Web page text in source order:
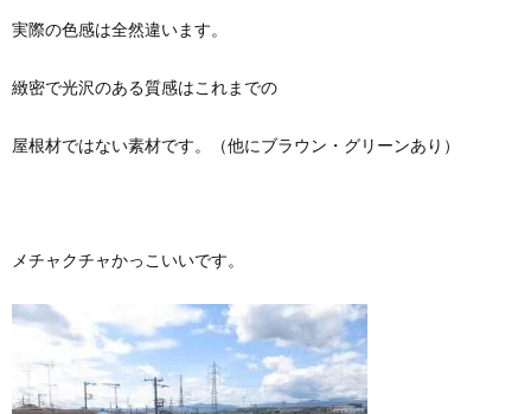
実際の色感は全然違います。
緻密で光沢のある質感はこれまでの
屋根材ではない素材です。（他にブラウン・グリーンあり）
メチャクチャかっこいいです。